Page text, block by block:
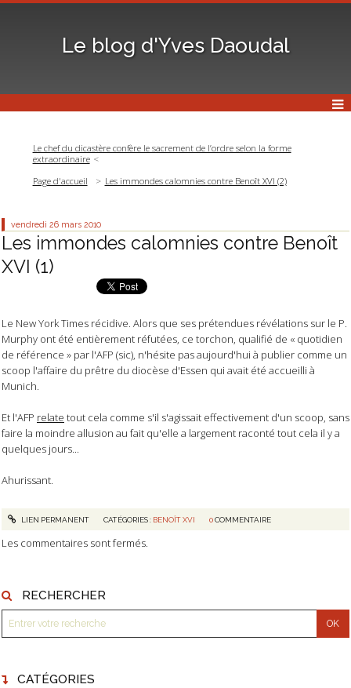
Le blog d'Yves Daoudal
RECHERCHER
CATÉGORIES
Le chef du dicastère confère le sacrement de l’ordre selon la forme
extraordinaire
Page d'accueil
Les immondes calomnies contre Benoît XVI (2)
vendredi 26 mars 2010
Les immondes calomnies contre Benoît
XVI (1)
Le New York Times récidive. Alors que ses prétendues révélations sur le P.
Murphy ont été entièrement réfutées, ce torchon, qualifié de « quotidien
de référence » par l'AFP (sic), n'hésite pas aujourd'hui à publier comme un
scoop l'affaire du prêtre du diocèse d'Essen qui avait été accueilli à
Munich.
Et l'AFP relate tout cela comme s'il s'agissait effectivement d'un scoop, sans
faire la moindre allusion au fait qu'elle a largement raconté tout cela il y a
quelques jours...
Ahurissant.
LIEN PERMANENT CATÉGORIES : BENOÎT XVI 0COMMENTAIRE
Les commentaires sont fermés.